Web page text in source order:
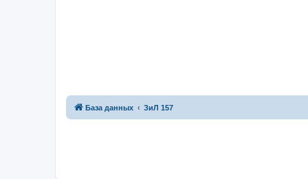
База данных ЗиЛ 157